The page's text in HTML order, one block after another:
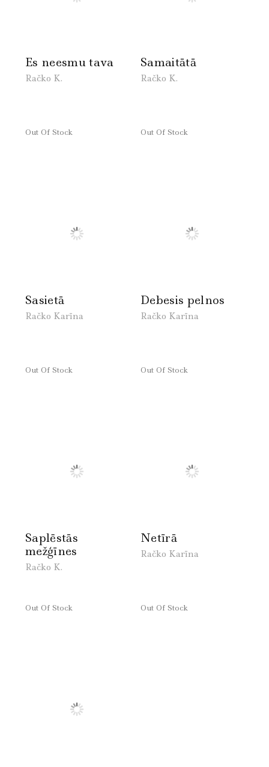
Es neesmu tava
Račko K.
Out Of Stock
Samaitātā
Račko K.
Out Of Stock
Sasietā
Račko Karīna
Out Of Stock
Debesis pelnos
Račko Karīna
Out Of Stock
Saplēstās
mežģīnes
Račko K.
Out Of Stock
Netīrā
Račko Karīna
Out Of Stock